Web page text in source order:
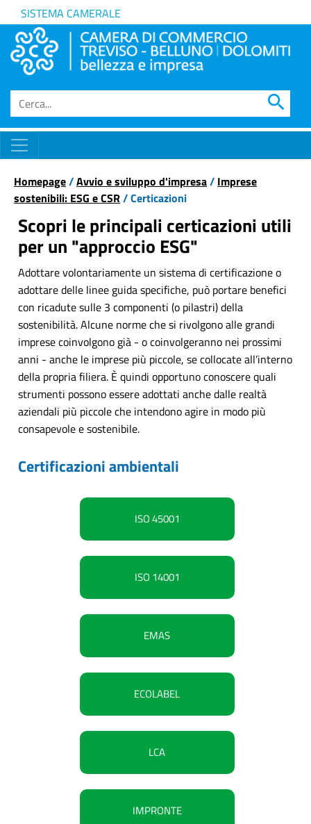
SISTEMA CAMERALE
search
Homepage/Avvio e sviluppo d'impresa/ Imprese
sostenibili: ESG e CSR/ Certicazioni
Scopri le principali certicazioni utili
per un "approccio ESG"
Adottare volontariamente un sistema di certificazione o
adottare delle linee guida specifiche, può portare benefici
con ricadute sulle 3 componenti (o pilastri) della
sostenibilità. Alcune norme che si rivolgono alle grandi
imprese coinvolgono già - o coinvolgeranno nei prossimi
anni - anche le imprese più piccole, se collocate all’interno
della propria filiera. È quindi opportuno conoscere quali
strumenti possono essere adottati anche dalle realtà
aziendali più piccole che intendono agire in modo più
consapevole e sostenibile.
Certificazioni ambientali
ISO 45001
ISO 14001
EMAS
ECOLABEL
LCA
IMPRONTE